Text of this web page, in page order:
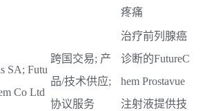
疼痛
SA; Futu
Co Ltd
跨国交易; 产
品/技术供应;
协议服务
治疗前列腺癌
诊断的FutureC
hem Prostavue
注射液提供技